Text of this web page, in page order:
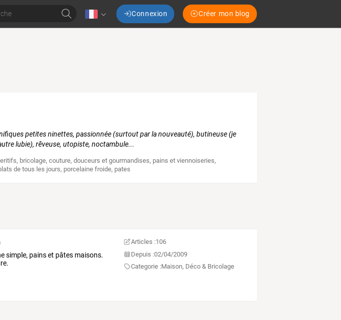
Connexion Créer mon blog
petites ninettes, passionnée (surtout par la nouveauté), butineuse (je
lubie), rêveuse, utopiste, noctambule...
, bricolage,couture,douceurs et gourmandises, pains et viennoiseries,
de tous les jours, porcelaine froide, pates
simple, pains et pâtes maisons.
Articles :106
Depuis :02/04/2009
Categorie :Maison, Déco & Bricolage